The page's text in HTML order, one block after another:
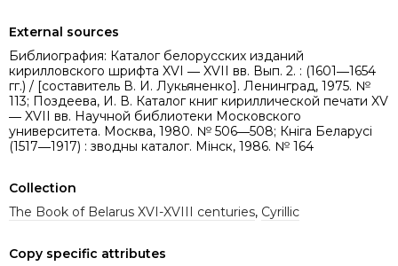
External sources
Библиография: Каталог белорусских изданий
кирилловского шрифта XVI ― XVII вв. Вып. 2. : (1601―1654
гг.) / [составитель В. И. Лукьяненко]. Ленинград, 1975. №
113; Поздеева, И. В. Каталог книг кириллической печати XV
― XVII вв. Научной библиотеки Московского
университета. Москва, 1980. № 506―508; Кніга Беларусі
(1517―1917) : зводны каталог. Мінск, 1986. № 164
Collection
The Book of Belarus XVI-XVIII centuries, Cyrillic
Copy specific attributes